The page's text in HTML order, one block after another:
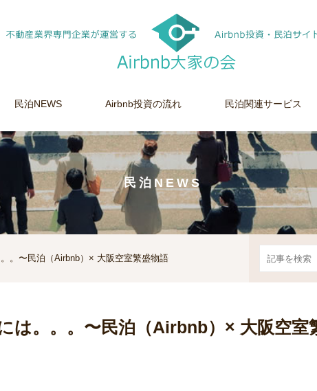
民泊NEWS Airbnb投資の流れ 民泊関連サービス
民泊NEWS
。〜民泊（Airbnb）× 大阪空室繁盛物語
は。。。〜民泊（Airbnb）× 大阪空室